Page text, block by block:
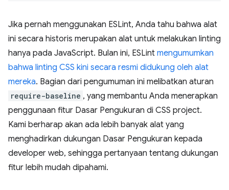
Jika pernah menggunakan ESLint, Anda tahu bahwa alat
ini secara historis merupakan alat untuk melakukan linting
hanya pada JavaScript. Bulan ini, ESLint mengumumkan
bahwa linting CSS kini secara resmi didukung oleh alat
mereka. Bagian dari pengumuman ini melibatkan aturan
require-baseline , yang membantu Anda menerapkan
penggunaan fitur Dasar Pengukuran di CSS project.
Kami berharap akan ada lebih banyak alat yang
menghadirkan dukungan Dasar Pengukuran kepada
developer web, sehingga pertanyaan tentang dukungan
fitur lebih mudah dipahami.